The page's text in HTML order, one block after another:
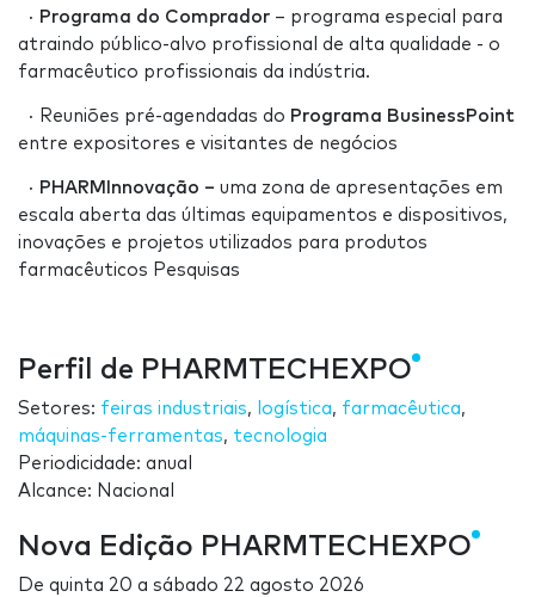
· Programa do Comprador – programa especial para
atraindo público-alvo profissional de alta qualidade - o
farmacêutico profissionais da indústria.
· Reuniões pré-agendadas do Programa BusinessPoint
entre expositores e visitantes de negócios
· PHARMInnovação – uma zona de apresentações em
escala aberta das últimas equipamentos e dispositivos,
inovações e projetos utilizados para produtos
farmacêuticos Pesquisas
Perfil de PHARMTECHEXPO
Setores: feiras industriais, logística, farmacêutica,
máquinas-ferramentas, tecnologia
Periodicidade: anual
Alcance: Nacional
Nova Edição PHARMTECHEXPO
De quinta 20 a sábado 22 agosto 2026